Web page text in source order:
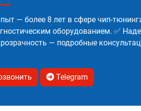
— более 8 лет в сфере чип-
оборудованием. ✅
— подробные
Telegram